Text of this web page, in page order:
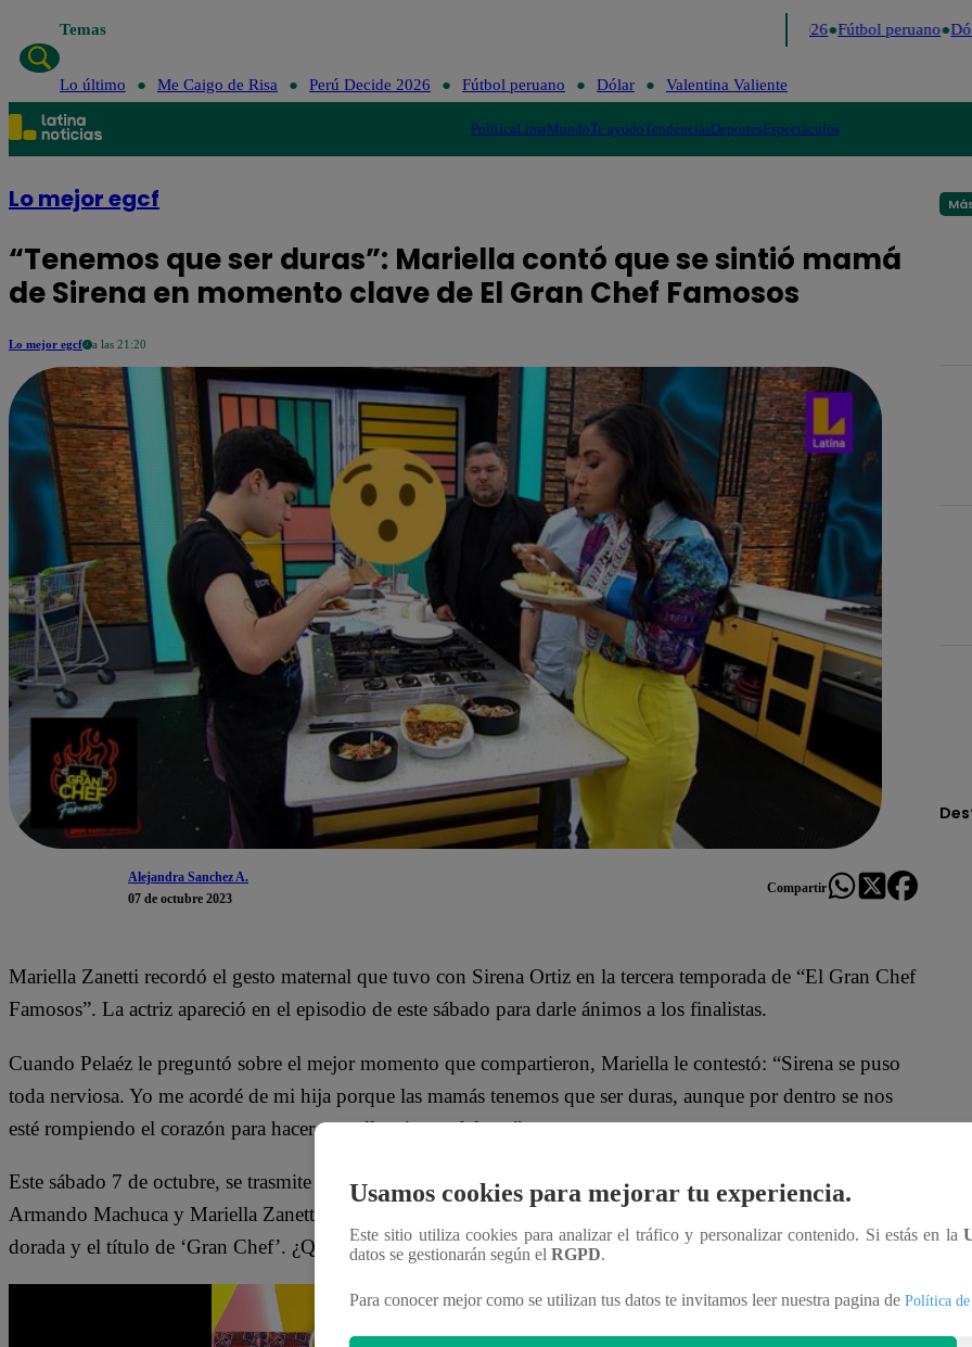
Temas Perú Decide 2026 Fútbol peruano
Lo último Me Caigo de Risa Perú Decide 2026 Fútbol peruano Dólar Valentina Valiente
PolíticaLimaMundoTe ayudoTendenciasDeportesEspectáculos
Lo mejor egcf
“Tenemos que ser duras”: Mariella contó que se sintió mamá
de Sirena en momento clave de El Gran Chef Famosos
Lo mejor egcf a las 21:20
Alejandra Sanchez A.
07 de octubre 2023
Compartir
Mariella Zanetti recordó el gesto maternal que tuvo con Sirena Ortiz en la tercera temporada de “El Gran Chef
Famosos”. La actriz apareció en el episodio de este sábado para darle ánimos a los finalistas.
Cuando Pelaéz le preguntó sobre el mejor momento que compartieron, Mariella le contestó: “Sirena se puso
toda nerviosa. Yo me acordé de mi hija porque las mamás tenemos que ser duras, aunque por dentro se nos
esté rompiendo el corazón para hacer que ellas sigan adelante”.
Este sábado 7 de octubre, se trasmite la final de la tercera temporada de “El Gran Chef Famosos”. Esta noche,
Armando Machuca y Mariella Zanetti se enfrentan en la cocina del programa de Latina por la ansiada olla
dorada y el título de ‘Gran Chef’. ¿Quién lo conseguirá?
Usamos cookies para mejorar tu experiencia.
Este sitio utiliza cookies para analizar el tráfico y personalizar contenido. Si estás en la
datos se gestionarán según el RGPD.
Para conocer mejor como se utilizan tus datos te invitamos leer nuestra pagina de Política